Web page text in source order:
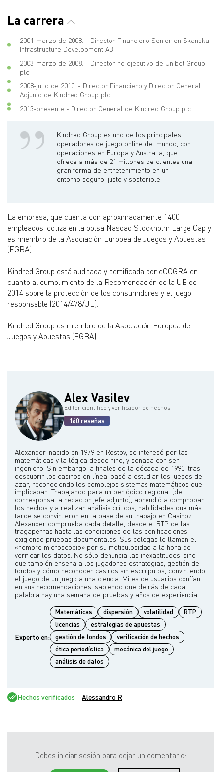
La carrera
2001-marzo de 2008. - Director Financiero Senior en Skanska
Infrastructure Development AB
2003-marzo de 2008. - Director no ejecutivo de Unibet Group
plc
2008-julio de 2010. - Director Financiero y Director General
Adjunto de Kindred Group plc
2013-presente - Director General de Kindred Group plc
Kindred Group es uno de los principales
operadores de juego online del mundo, con
operaciones en Europa y Australia, que
ofrece a más de 21 millones de clientes una
gran forma de entretenimiento en un
entorno seguro, justo y sostenible.
La empresa, que cuenta con aproximadamente 1400
empleados, cotiza en la bolsa Nasdaq Stockholm Large Cap y
es miembro de la Asociación Europea de Juegos y Apuestas
(EGBA).
Kindred Group está auditada y certificada por eCOGRA en
cuanto al cumplimiento de la Recomendación de la UE de
2014 sobre la protección de los consumidores y el juego
responsable (2014/478/UE).
Kindred Group es miembro de la Asociación Europea de
Juegos y Apuestas (EGBA).
Alex Vasilev
Editor científico y verificador de hechos
160 reseñas
Alexander, nacido en 1979 en Rostov, se interesó por las
matemáticas y la lógica desde niño, y soñaba con ser
ingeniero. Sin embargo, a finales de la década de 1990, tras
descubrir los casinos en línea, pasó a estudiar los juegos de
azar, reconociendo los complejos sistemas matemáticos que
implicaban. Trabajando para un periódico regional (de
corresponsal a redactor jefe adjunto), aprendió a comprobar
los hechos y a realizar análisis críticos, habilidades que más
tarde se convirtieron en la base de su trabajo en Casinoz.
Alexander comprueba cada detalle, desde el RTP de las
tragaperras hasta las condiciones de las bonificaciones,
exigiendo pruebas documentales. Sus colegas le llaman el
«hombre microscopio» por su meticulosidad a la hora de
verificar los datos. No sólo denuncia las inexactitudes, sino
que también enseña a los jugadores estrategias, gestión de
fondos y cómo reconocer casinos sin escrúpulos, convirtiendo
el juego de un juego a una ciencia. Miles de usuarios confían
en sus recomendaciones, sabiendo que detrás de cada
Experto en:
Matemáticas dispersión volatilidad
RTP
licencias
estrategias de apuestas
gestión de fondos
verificación de hechos
ética periodística
mecánica del juego
análisis de datos
Hechos verificados Alessandro R
Debes iniciar sesión para dejar un comentario: